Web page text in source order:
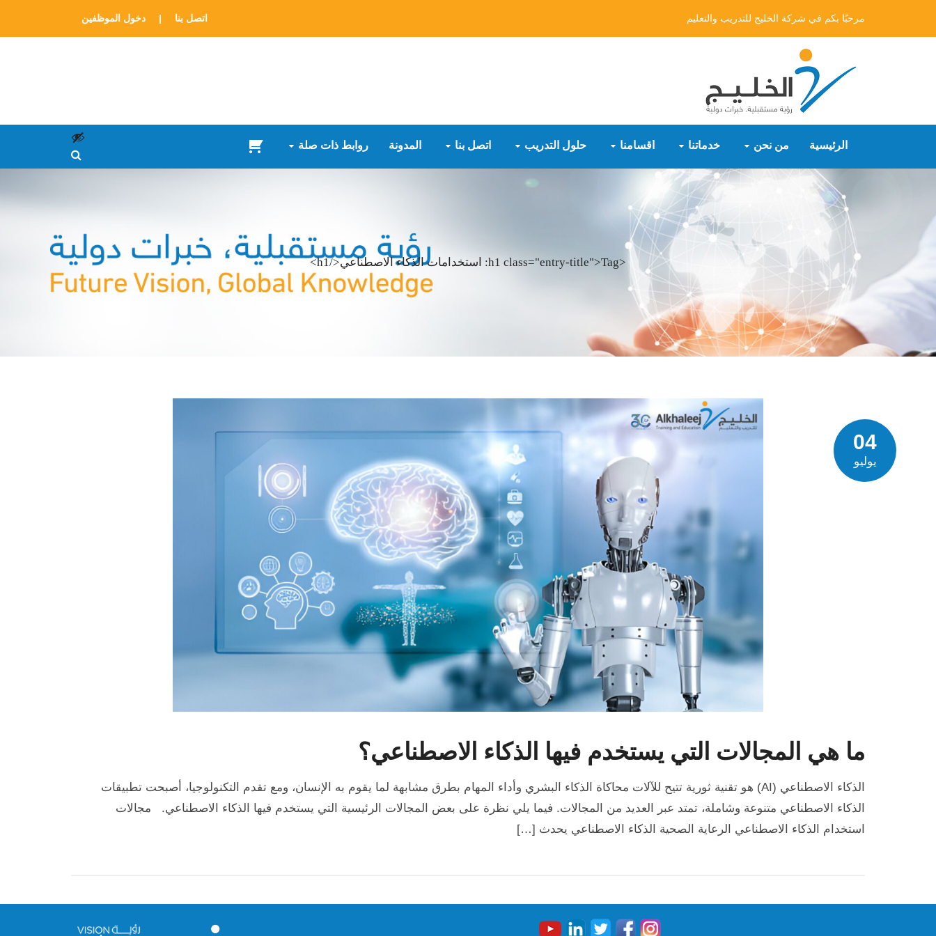
مرحبًا بكم في شركة الخليج للتدريب والتعليم اتصل بنا | دخول الموظفين
الرئيسية من نحن خدماتنا أقسامنا حلول التدريب اتصل بنا المدونة
روابط ذات صلة
المشتريات
<h1 class="entry-title">Tag: استخدامات الذكاء الاصطناعي</h1>
04
يوليو
ما هي المجالات التي يستخدم فيها الذكاء الاصطناعي؟
الذكاء الاصطناعي (AI) هو تقنية ثورية تتيح للآلات محاكاة الذكاء البشري وأداء المهام بطرق مشابهة لما يقوم به الإنسان، ومع تقدم التكنولوجيا، أصبحت تطبيقات
الذكاء الاصطناعي متنوعة وشاملة، تمتد عبر العديد من المجالات. فيما يلي نظرة على بعض المجالات الرئيسية التي يستخدم فيها الذكاء الاصطناعي. مجالات
استخدام الذكاء الاصطناعي الرعاية الصحية الذكاء الاصطناعي يحدث […]